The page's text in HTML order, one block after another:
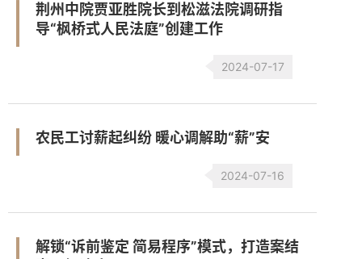
荆州中院贾亚胜院长到松滋法院调研指
导“枫桥式人民法庭”创建工作
2024-07-17
农民工讨薪起纠纷 暖心调解助“薪”安
2024-07-16
解锁“诉前鉴定 简易程序”模式，打造案结